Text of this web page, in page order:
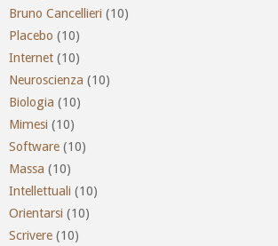
Bruno Cancellieri (10)
Placebo (10)
Internet (10)
Neuroscienza (10)
Biologia (10)
Mimesi (10)
Software (10)
Massa (10)
Intellettuali (10)
Orientarsi (10)
Scrivere (10)